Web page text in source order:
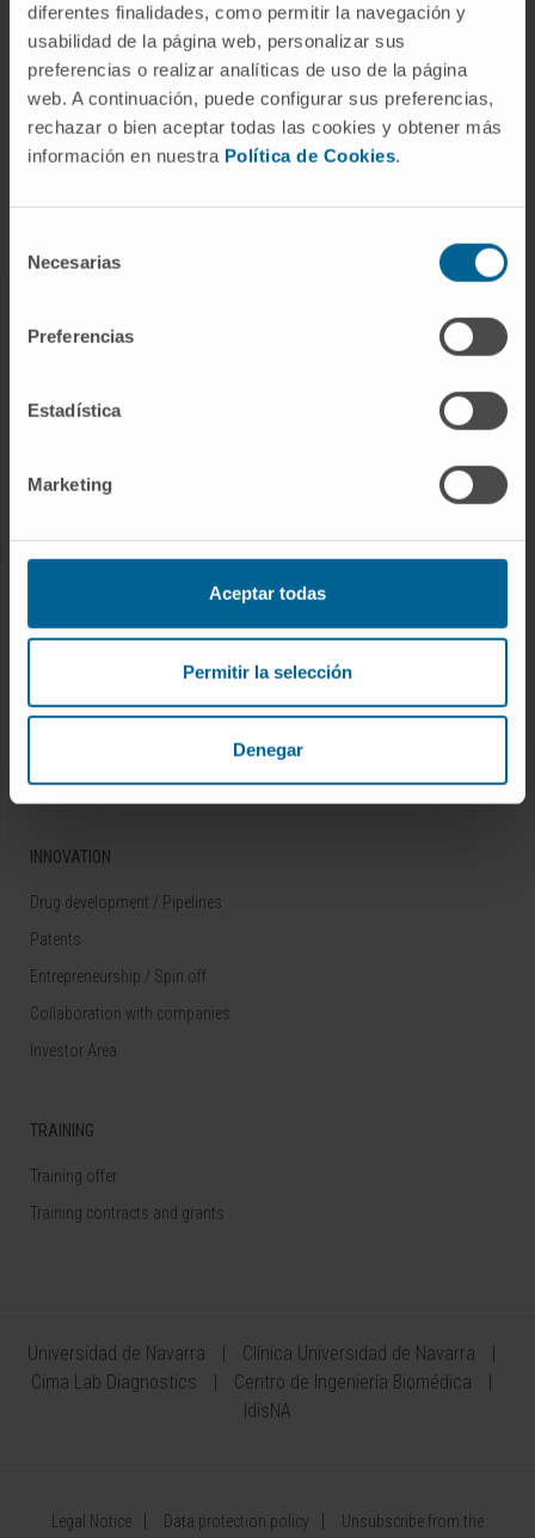
diferentes finalidades, como permitir la navegación y
usabilidad de la página web, personalizar sus
preferencias o realizar analíticas de uso de la página
web. A continuación, puede configurar sus preferencias,
rechazar o bien aceptar todas las cookies y obtener más
información en nuestra Política de Cookies.
Necesarias
Preferencias
Estadística
Marketing
Aceptar todas
Permitir la selección
Denegar
ABOUT CIMA
Who we are
Research Center of the Clinica
Campus of the Universidad de Navarra
Our Researchers
Technology platforms
INNOVATION
Drug development / Pipelines
Patents
Entrepreneurship / Spin off
Collaboration with companies
Investor Area
TRAINING
Training offer
Training contracts and grants
Universidad de Navarra
Clínica Universidad de Navarra
Cima Lab Diagnostics
Centro de Ingeniería Biomédica
IdisNA
Legal Notice Data protection policy Unsubscribe from the